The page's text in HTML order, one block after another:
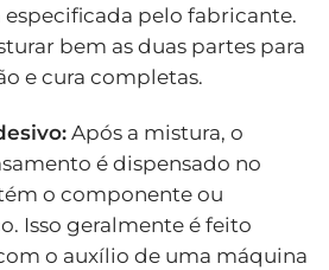
pelo fabricante.
bem as duas partes para
e cura completas.
Após a mistura, o
é dispensado no
o componente ou
Isso geralmente é feito
o auxílio de uma máquina